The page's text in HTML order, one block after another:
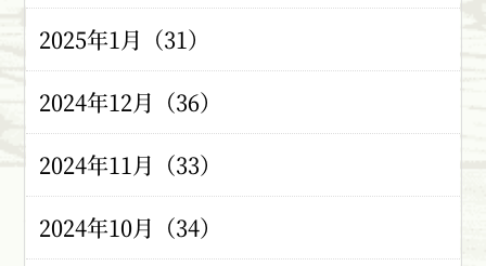
2025年1月（31）
2024年12月（36）
2024年11月（33）
2024年10月（34）